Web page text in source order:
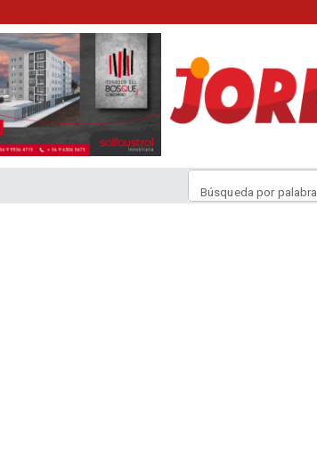
Búsqueda por palabra